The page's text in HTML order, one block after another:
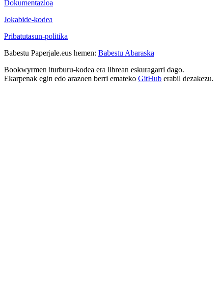
Dokumentazioa
Jokabide-kodea
Pribatutasun-politika
Babestu Paperjale.eus hemen: Babestu Abaraska
Bookwyrmen iturburu-kodea era librean eskuragarri dago.
Ekarpenak egin edo arazoen berri emateko GitHub erabil dezakezu.